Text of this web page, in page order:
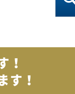
！
す！